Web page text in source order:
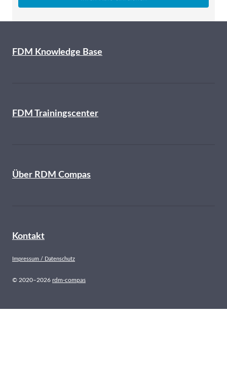
FDM Knowledge Base
FDM Trainingscenter
Über RDM Compas
Kontakt
Impressum / Datenschutz
© 2020–2026 rdm-compas